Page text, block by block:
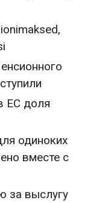
ЕС доля
одиноких
вместе с
за выслугу